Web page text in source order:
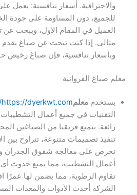
والاحترافية. أسعار تنافسية: يعمل
للجميع، دون المساومة على جودة
العميل في المقام الأول، ويبحث عن
مثالي. إذا كنت تبحث عن صباغ
وبأسعار تنافسية، فإن صباغ رخيص
معلم صباغ الفروانية
يستخدممعلمhttps://dyerkwt.com/
التقنيات في جميع أعمال
رائعة. يتمتع فريقنا من الصباغين
تنفيذ تصميمات متنوعة، تتراوح بين
نحرص على معالجة شقوق الجدران
أعمال التشطيب، مما يمنع حدوث أي
تقاوم الرطوبة، مما يضمن لها عمرًا
الشركة أحدث الأدوات والمعدات